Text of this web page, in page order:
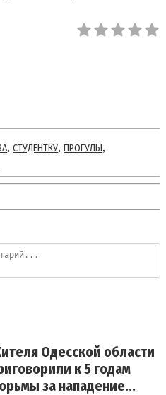
, СТУДЕНТКУ, ПРОГУЛЫ,
Одесской области
к 5 годам
за нападение...